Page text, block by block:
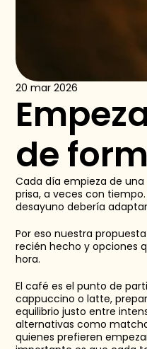
20 mar 2026
de
Cada día empieza de
prisa, a veces con
desayuno debería
Por eso nuestra
recién hecho y opciones
hora.
El café es el punto de
cappuccino o latte,
equilibrio justo entre
alternativas como
quienes prefieren